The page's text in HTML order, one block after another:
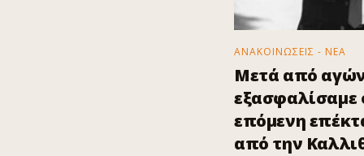
ΑΝΑΚΟΙΝΩΣΕΙΣ - ΝΕΑ
Μετά από
εξασφαλίσαμε
επόμενη
από την